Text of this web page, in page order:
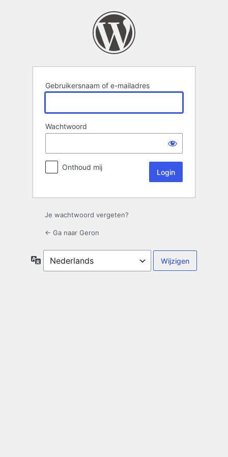
Gebruikersnaam of e-mailadres
Wachtwoord
Onthoud mij
Je wachtwoord vergeten?
← Ga naar Geron
Taal